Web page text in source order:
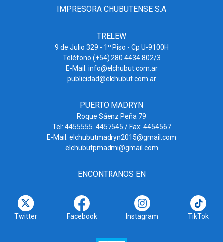
IMPRESORA CHUBUTENSE S.A
TRELEW
9 de Julio 329 - 1º Piso - Cp U-9100H
Teléfono (+54) 280 4434 802/3
E-Mail: info@elchubut.com.ar
publicidad@elchubut.com.ar
PUERTO MADRYN
Roque Sáenz Peña 79
Tel: 4455555. 4457545 / Fax: 4454567
E-Mail: elchubutmadryn2015@gmail.com
elchubutpmadmi@gmail.com
ENCONTRANOS EN
Twitter Facebook Instagram TikTok